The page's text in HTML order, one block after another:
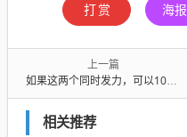
打赏 海报
上一篇
如果这两个同时发力，可以100%替代石油进口，一滴油都不需要进口
相关推荐